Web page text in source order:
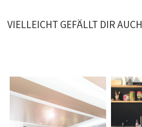
VIELLEICHT GEFÄLLT DIR AUCH